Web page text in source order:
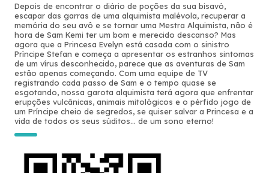
Depois de encontrar o diário de poções da sua bisavó,
escapar das garras de uma alquimista malévola, recuperar a
memória do seu avô e se tornar uma Mestra Alquimista, não é
hora de Sam Kemi ter um bom e merecido descanso? Mas
agora que a Princesa Evelyn está casada com o sinistro
Príncipe Stefan e começa a apresentar os estranhos sintomas
de um vírus desconhecido, parece que as aventuras de Sam
estão apenas começando. Com uma equipe de TV
registrando cada passo de Sam e o tempo quase se
esgotando, nossa garota alquimista terá agora que enfrentar
erupções vulcânicas, animais mitológicos e o pérfido jogo de
um Príncipe cheio de segredos, se quiser salvar a Princesa e a
vida de todos os seus súditos... de um sono eterno!